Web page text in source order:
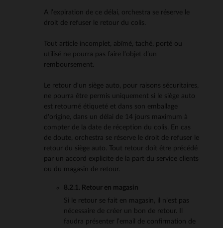
A l’expiration de ce délai, orchestra se réserve le
droit de refuser le retour du colis.
Tout article incomplet, abîmé, taché, porté ou
utilisé ne pourra pas faire l’objet d’un
remboursement.
Le retour d'un siège auto, pour raisons sécuritaires,
ne pourra être permis uniquement si le siège auto
est retourné étiqueté et dans son emballage
d'origine, dans un délai de 14 jours maximum à
compter de la date de réception du colis. En cas
de doute, orchestra se réserve le droit de refuser le
retour du siège auto. Tout retour doit être précédé
par un accord explicite de la part du service clients
ou du magasin de retour.
8.2.1. Retour en magasin
Si le retour se fait en magasin, il n’est pas
nécessaire de créer un bon de retour. Il
faudra présenter l’email de confirmation de